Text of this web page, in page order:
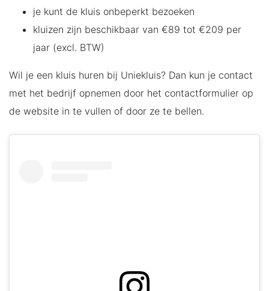
je kunt de kluis onbeperkt bezoeken
kluizen zijn beschikbaar van €89 tot €209 per
jaar (excl. BTW)
Wil je een kluis huren bij Uniekluis? Dan kun je contact
met het bedrijf opnemen door het contactformulier op
de website in te vullen of door ze te bellen.